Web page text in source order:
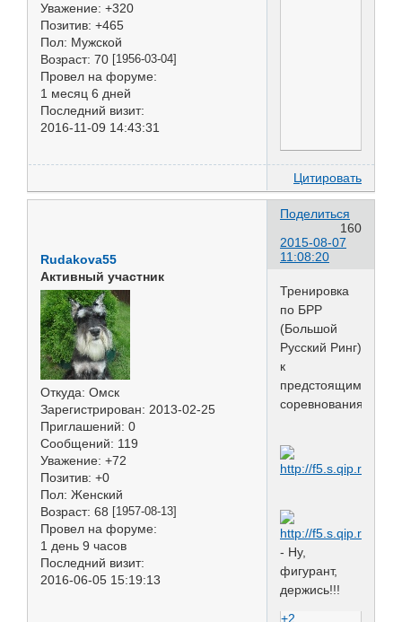
Уважение: +320
Позитив: +465
Пол: Мужской
Возраст: 70 [1956-03-04]
Провел на форуме:
1 месяц 6 дней
Последний визит:
2016-11-09 14:43:31
Цитировать
Поделиться
160
2015-08-07
11:08:20
Rudakova55
Активный участник
Откуда: Омск
Зарегистрирован: 2013-02-25
Приглашений: 0
Сообщений: 119
Уважение: +72
Позитив: +0
Пол: Женский
Возраст: 68 [1957-08-13]
Провел на форуме:
1 день 9 часов
Последний визит:
2016-06-05 15:19:13
Тренировка
по БРР
(Большой
Русский Ринг)
к
предстоящим
соревнованиям:
- Ну,
фигурант,
держись!!!
+2